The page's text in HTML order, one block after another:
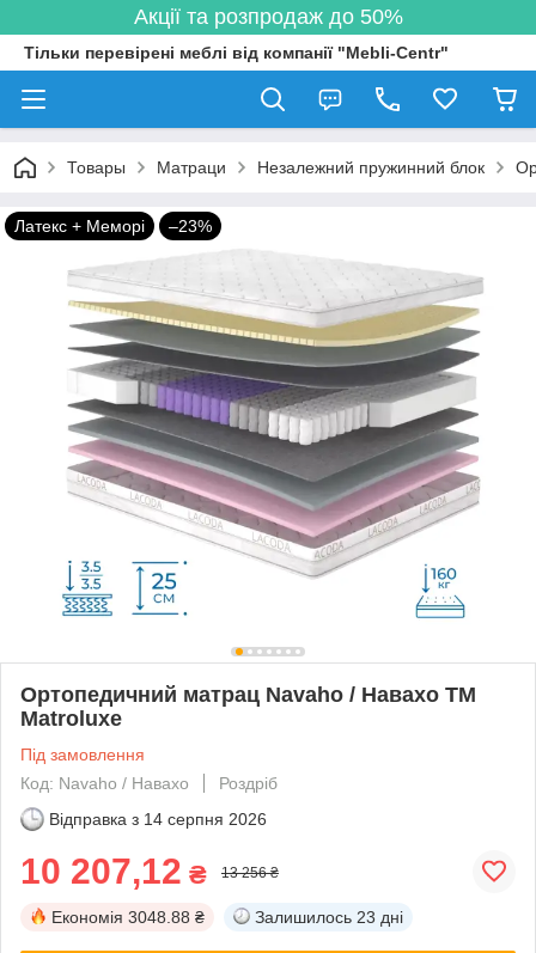
Акції та розпродаж до 50%
Тільки перевірені меблі від компанії "Mebli-Centr"
Товары Матраци Незалежний пружинний блок
Латекс + Меморі –23%
Ортопедичний матрац Navaho / Навахо TM
Matroluxe
Під замовлення
Код: Navaho / Навахо
Роздріб
Відправка з 14 серпня 2026
10 207,12 ₴ 13 256 ₴
Економія 3048.88 ₴ Залишилось 23 дні